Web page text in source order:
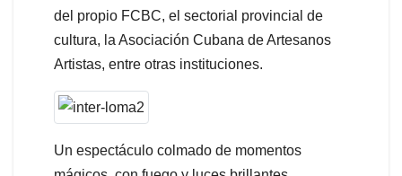
del propio FCBC, el sectorial provincial de
cultura, la Asociación Cubana de Artesanos
Artistas, entre otras instituciones.
Un espectáculo colmado de momentos